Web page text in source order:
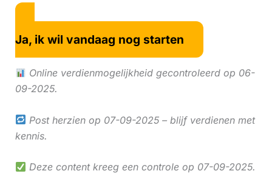
Ja, ik wil vandaag nog starten
Online verdienmogelijkheid gecontroleerd op 06-
09-2025.
Post herzien op 07-09-2025 – blijf verdienen met
kennis.
Deze content kreeg een controle op 07-09-2025.